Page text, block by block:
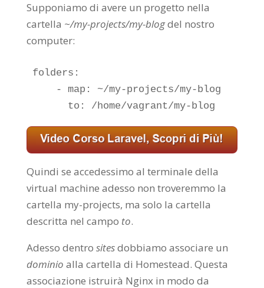
Supponiamo di avere un progetto nella
cartella ~/my-projects/my-blogdel nostro
computer:
folders:
    - map: ~/my-projects/my-blog
      to: /home/vagrant/my-blog
Quindi se accedessimo al terminale della
virtual machine adesso non troveremmo la
cartella my-projects, ma solo la cartella
descritta nel campo to.
Adesso dentro sitesdobbiamo associare un
dominio alla cartella di Homestead. Questa
associazione istruirà Nginx in modo da